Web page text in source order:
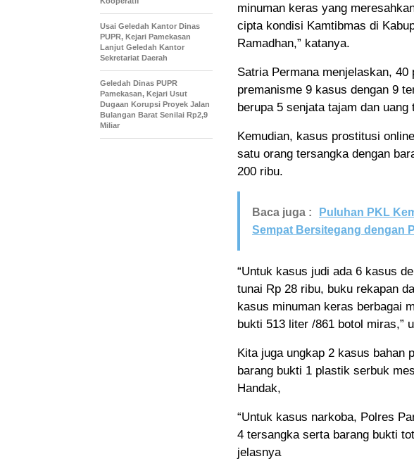
minuman keras yang
cipta kondisi Kamtibmas di
Ramadhan,” katanya.
Satria Permana menjelaskan,
premanisme 9 kasus dengan 9
berupa 5 senjata tajam dan uang
Kemudian, kasus prostitusi
satu orang tersangka dengan
200 ribu.
Baca juga :
Puluhan PKL
Sempat Bersitegang dengan
“Untuk kasus judi ada 6 kasus
tunai Rp 28 ribu, buku rekapan
kasus minuman keras berbagai
bukti 513 liter /861 botol miras,”
Kita juga ungkap 2 kasus bahan
barang bukti 1 plastik serbuk
Handak,
“Untuk kasus narkoba, Polres
4 tersangka serta barang bukti
jelasnya
Usai Geledah Kantor Dinas
PUPR, Kejari Pamekasan
Lanjut Geledah Kantor
Sekretariat Daerah
Geledah Dinas PUPR
Pamekasan, Kejari Usut
Dugaan Korupsi Proyek Jalan
Bulangan Barat Senilai Rp2,9
Miliar